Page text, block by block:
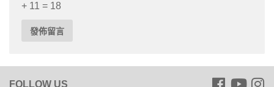
+ 11 = 18